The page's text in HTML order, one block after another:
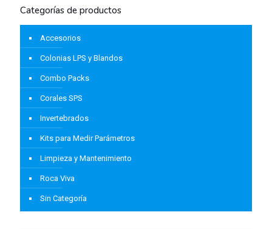
Categorías de productos
Accesorios
Colonias LPS y Blandos
Combo Packs
Corales SPS
Invertebrados
Kits para Medir Parámetros
Limpieza y Mantenimiento
Roca Viva
Sin Categoría